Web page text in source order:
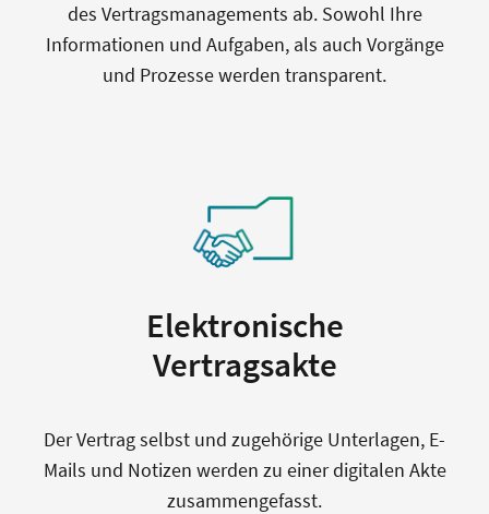
des Vertragsmanagements ab. Sowohl Ihre
Informationen und Aufgaben, als auch Vorgänge
und Prozesse werden transparent.
Elektronische
Vertragsakte
Der Vertrag selbst und zugehörige Unterlagen, E-
Mails und Notizen werden zu einer digitalen Akte
zusammengefasst.